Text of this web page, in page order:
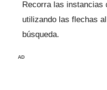
Recorra las instancias
utilizando las flechas
búsqueda.
AD